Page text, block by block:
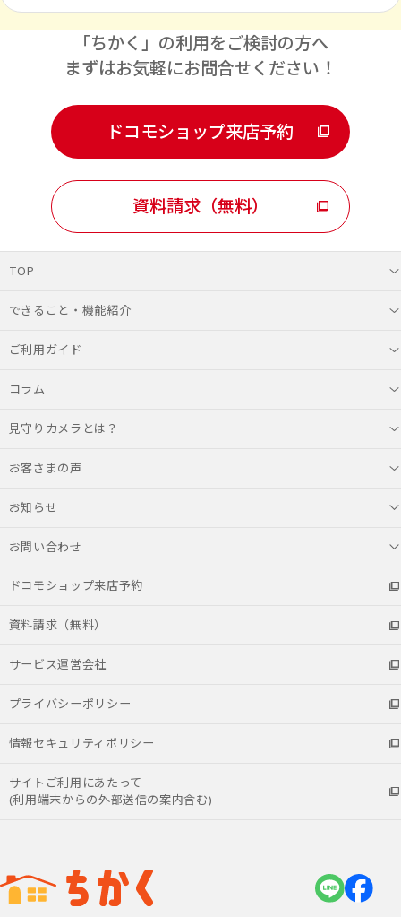
「ちかく」の利用をご検討の方へ
まずはお気軽にお問合せください！
ドコモショップ来店予約
資料請求（無料）
TOP
できること・機能紹介
ご利用ガイド
コラム
見守りカメラとは？
お客さまの声
お知らせ
お問い合わせ
ドコモショップ来店予約
資料請求（無料）
サービス運営会社
プライバシーポリシー
情報セキュリティポリシー
サイトご利用にあたって
(利用端末からの外部送信の案内含む)